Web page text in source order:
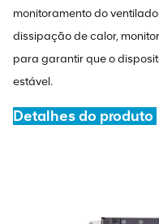
monitoramento do
dissipação de calor,
para garantir que o
estável.
Detalhes do produto